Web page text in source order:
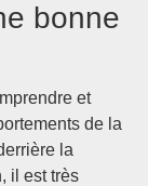
bonne
et
de la
la
il est très